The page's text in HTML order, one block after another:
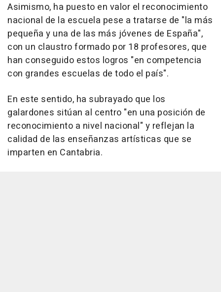
Asimismo, ha puesto en valor el reconocimiento
nacional de la escuela pese a tratarse de "la más
pequeña y una de las más jóvenes de España",
con un claustro formado por 18 profesores, que
han conseguido estos logros "en competencia
con grandes escuelas de todo el país".
En este sentido, ha subrayado que los
galardones sitúan al centro "en una posición de
reconocimiento a nivel nacional" y reflejan la
calidad de las enseñanzas artísticas que se
imparten en Cantabria.